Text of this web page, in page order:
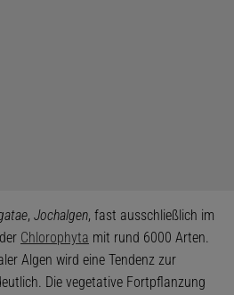
, Jochalgen, fast ausschließlich im
Chlorophyta mit rund 6000 Arten.
Algen wird eine Tendenz zur
Die vegetative Fortpflanzung